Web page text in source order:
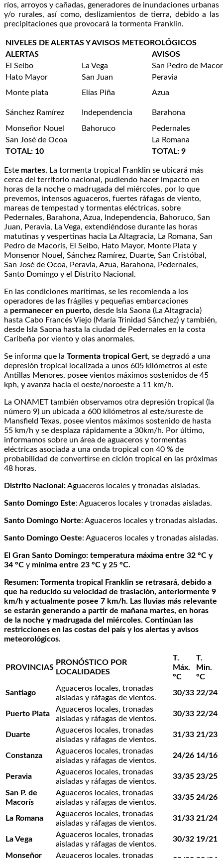
ríos, arroyos y cañadas, generadores de inundaciones urbanas
y/o rurales, así como, deslizamientos de tierra, debido a las
precipitaciones que provocará la tormenta Franklin.
NIVELES DE ALERTAS Y AVISOS METEOROLÓGICOS
ALERTAS
AVISOS
El Seibo
La Vega
San Pedro de
Hato Mayor
San Juan
Peravia
Monte plata
Elías Piña Azua
Sánchez Ramírez Independencia
Barahona
Monseñor Nouel
Bahoruco
Pedernales
San José de Ocoa
La Romana
TOTAL: 10
TOTAL: 9
Este martes, La tormenta tropical Franklin se ubicará más
cerca del territorio nacional, pudiendo hacer impacto en
horas de la noche o madrugada del miércoles, por lo que
prevemos, intensos aguaceros, fuertes ráfagas de viento,
mareas de tempestad y tormentas eléctricas, sobre
Pedernales, Barahona, Azua, Independencia, Bahoruco, San
Juan, Peravia, La Vega, extendiéndose durante las horas
matutinas y vespertinas hacia La Altagracia, La Romana, San
Pedro de Macorís, El Seibo, Hato Mayor, Monte Plata y
Monsenor Nouel, Sánchez Ramírez, Duarte, San Cristóbal,
San José de Ocoa, Peravia, Azua, Barahona, Pedernales,
Santo Domingo y el Distrito Nacional.
En las condiciones marítimas, se les recomienda a los
operadores de las frágiles y pequeñas embarcaciones
a permanecer en puerto, desde Isla Saona (La Altagracia)
hasta Cabo Francés Viejo (María Trinidad Sánchez) y también,
desde Isla Saona hasta la ciudad de Pedernales en la costa
Caribeña por viento y olas anormales.
Se informa que la Tormenta tropical Gert, se degradó a una
depresión tropical localizada a unos 605 kilómetros al este
Antillas Menores, posee vientos máximos sostenidos de 45
kph, y avanza hacia el oeste/noroeste a 11 km/h.
La ONAMET también observamos otra depresión tropical (la
número 9) un ubicada a 600 kilómetros al este/sureste de
Mansfield Texas, posee vientos máximos sostenido de hasta
55 km/h y se desplaza rápidamente a 30km/h. Por último,
informamos sobre un área de aguaceros y tormentas
eléctricas asociada a una onda tropical con 40 % de
probabilidad de convertirse en ciclón tropical en las próximas
48 horas.
Distrito Nacional:Aguaceros locales y tronadas aisladas.
Santo Domingo Este: Aguaceros locales y tronadas aisladas.
Santo Domingo Norte: Aguaceros locales y tronadas aisladas.
Santo Domingo Oeste: Aguaceros locales y tronadas aisladas.
El Gran Santo Domingo: temperatura máxima entre 32 °C y
34 °C y mínima entre 23 °C y 25 °C.
Resumen: Tormenta tropical Franklin se retrasará, debido a
que ha reducido su velocidad de traslación, anteriormente 9
km/h y actualmente posee 7 km/h. Las lluvias más relevante
se estarán generando a partir de mañana martes, en horas
de la noche y madrugada del miércoles. Continúan las
restricciones en las costas del país y los alertas y avisos
meteorológicos.
PROVINCIAS
PRONÓSTICO POR
LOCALIDADES
T.
Máx.
°C
T.
Min.
°C
Santiago
Aguaceros locales, tronadas
aisladas y ráfagas de vientos.
30/33 22/24
Puerto Plata
Aguaceros locales, tronadas
aisladas y ráfagas de vientos.
30/33 22/24
Duarte
Aguaceros locales, tronadas
aisladas y ráfagas de vientos.
31/33 21/23
Constanza
Aguaceros locales, tronadas
aisladas y ráfagas de vientos.
24/26 14/16
Peravia
Aguaceros locales, tronadas
aisladas y ráfagas de vientos.
33/35 23/25
San P. de
Macorís
Aguaceros locales, tronadas
aisladas y ráfagas de vientos.
33/35 24/26
La Romana
Aguaceros locales, tronadas
aisladas y ráfagas de vientos.
31/33 21/24
La Vega
Aguaceros locales, tronadas
aisladas y ráfagas de vientos.
30/32 19/21
Monseñor Aguaceros locales, tronadas